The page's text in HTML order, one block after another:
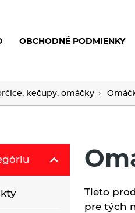
OBCHODNÉ PODMIENKY
kečupy, omáčky
Tieto
pre tých